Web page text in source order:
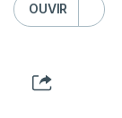
OUVIR